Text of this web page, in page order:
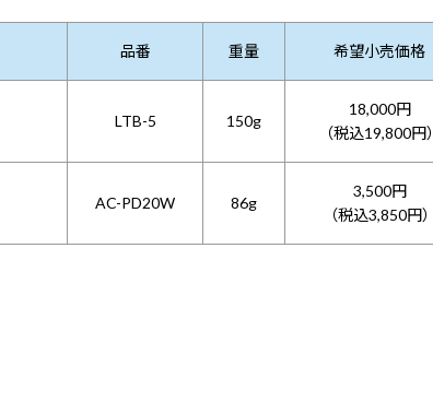
品番 重量 希望小売価格
LTB-5 150g
18,000円
（税込19,800円）
AC-PD20W 86g
3,500円
（税込3,850円）